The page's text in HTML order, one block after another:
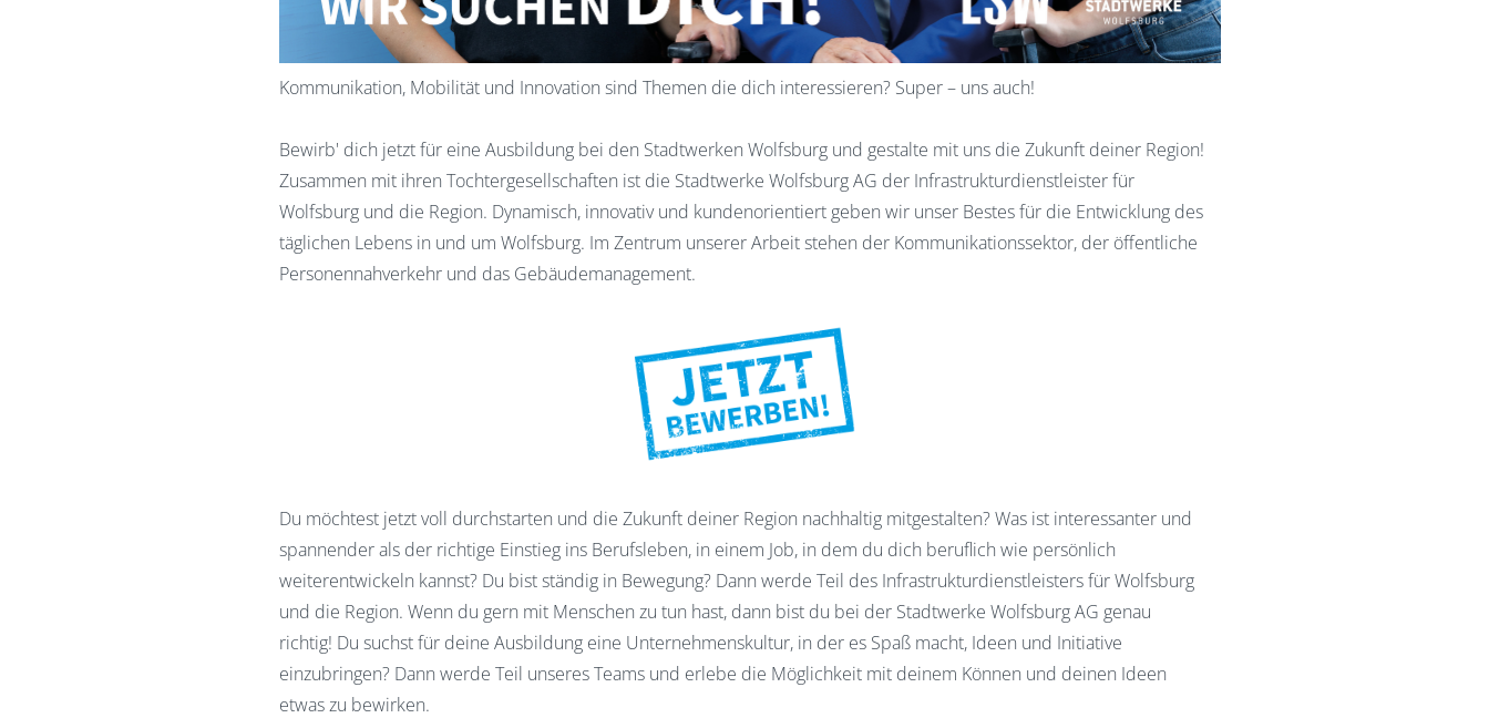
Kommunikation, Mobilität und Innovation sind Themen die dich interessieren? Super – uns auch!
Bewirb' dich jetzt für eine Ausbildung bei den Stadtwerken Wolfsburg und gestalte mit uns die Zukunft deiner Region!
Zusammen mit ihren Tochtergesellschaften ist die Stadtwerke Wolfsburg AG der Infrastrukturdienstleister für
Wolfsburg und die Region. Dynamisch, innovativ und kundenorientiert geben wir unser Bestes für die Entwicklung des
täglichen Lebens in und um Wolfsburg. Im Zentrum unserer Arbeit stehen der Kommunikationssektor, der öffentliche
Personennahverkehr und das Gebäudemanagement.
Du möchtest jetzt voll durchstarten und die Zukunft deiner Region nachhaltig mitgestalten? Was ist interessanter und
spannender als der richtige Einstieg ins Berufsleben, in einem Job, in dem du dich beruflich wie persönlich
weiterentwickeln kannst? Du bist ständig in Bewegung? Dann werde Teil des Infrastrukturdienstleisters für Wolfsburg
und die Region. Wenn du gern mit Menschen zu tun hast, dann bist du bei der Stadtwerke Wolfsburg AG genau
richtig! Du suchst für deine Ausbildung eine Unternehmenskultur, in der es Spaß macht, Ideen und Initiative
einzubringen? Dann werde Teil unseres Teams und erlebe die Möglichkeit mit deinem Können und deinen Ideen
etwas zu bewirken.